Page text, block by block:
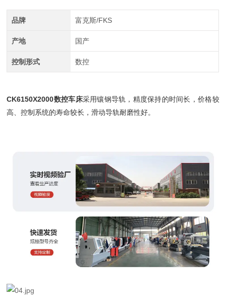
品牌 富克斯/FKS
产地 国产
控制形式 数控
CK6150X2000数控车床采用镶钢导轨，精度保持的时间长，价格较
高、控制系统的寿命较长，滑动导轨耐磨性好。